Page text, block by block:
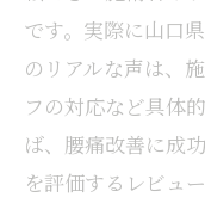
です。実際に山口
のリアルな声は、
フの対応など具体
ば、腰痛改善に成
を評価するレビュ